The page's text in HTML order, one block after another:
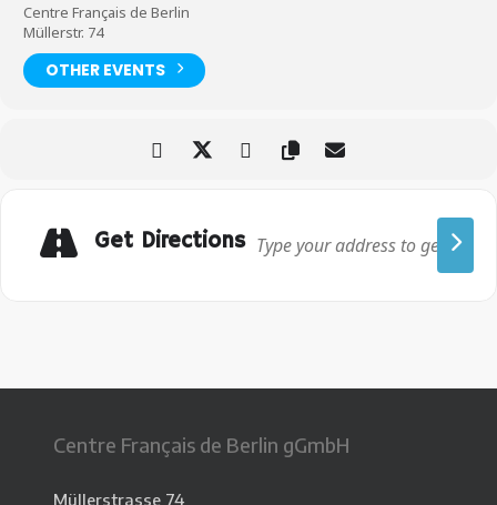
Centre Français de Berlin
Müllerstr. 74
OTHER EVENTS
Get Directions
Centre Français de Berlin gGmbH
Müllerstrasse 74